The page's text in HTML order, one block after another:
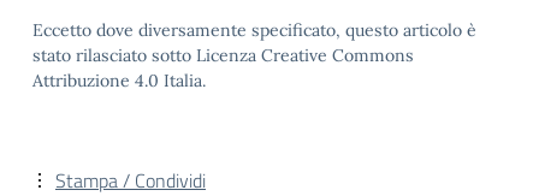
Eccetto dove diversamente specificato, questo articolo è
stato rilasciato sotto Licenza Creative Commons
Attribuzione 4.0 Italia.
Stampa / Condividi